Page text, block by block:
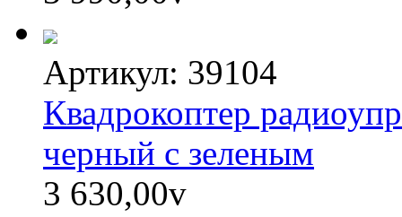
Артикул: 39104
Квадрокоптер
черный с зеленым
3 630,00v